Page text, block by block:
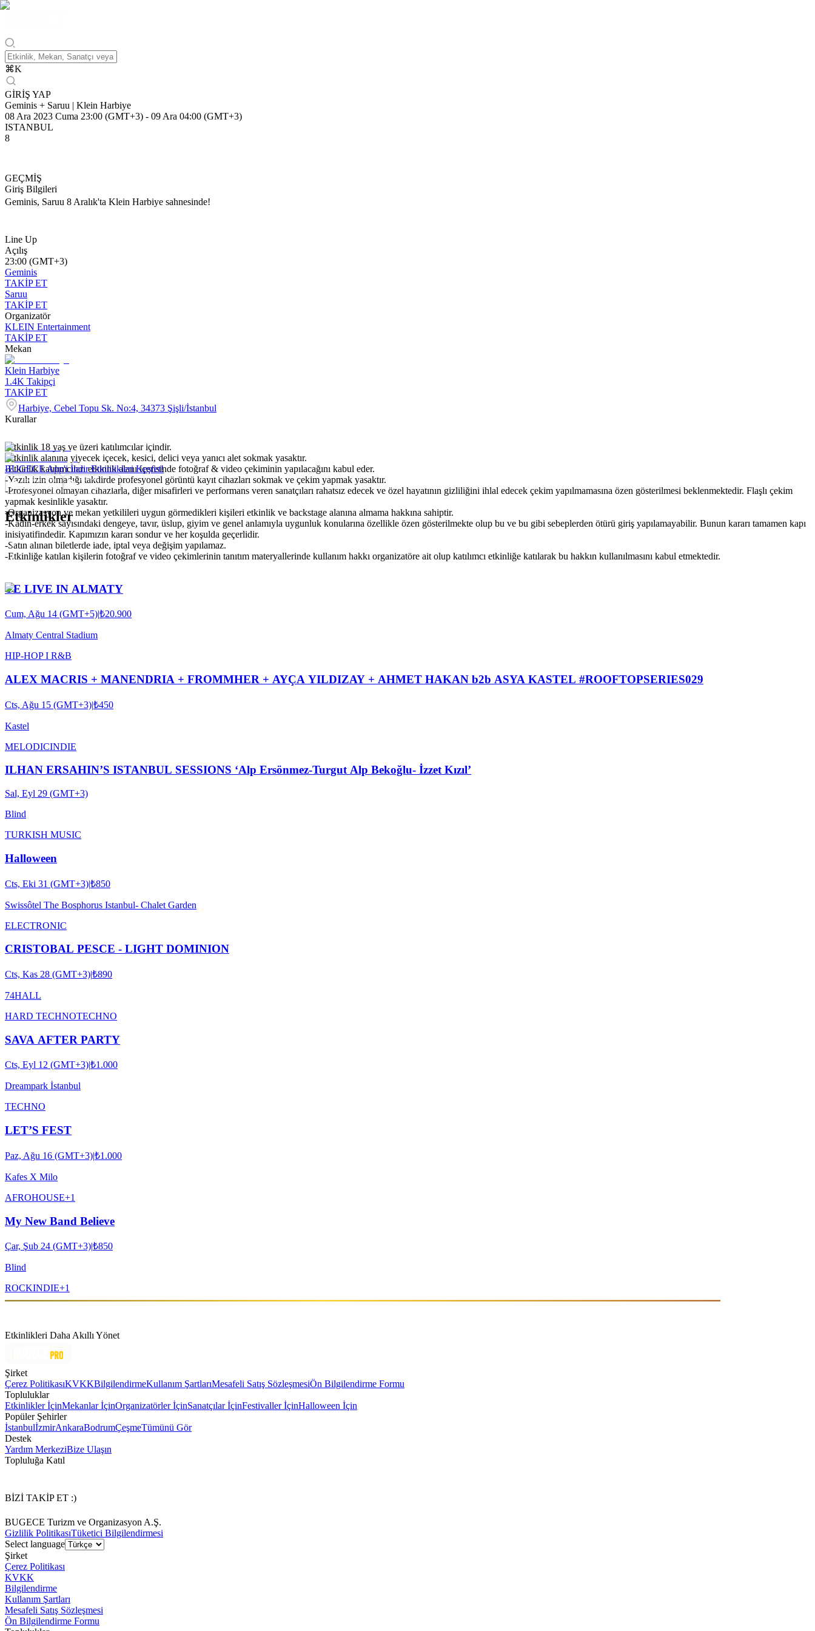
⌘K
GİRİŞ YAP
Geminis + Saruu | Klein Harbiye
08 Ara 2023 Cuma 23:00 (GMT+3) - 09 Ara 04:00 (GMT+3)
ISTANBUL
8
GEÇMİŞ
Giriş Bilgileri
Geminis, Saruu 8 Aralık'ta Klein Harbiye sahnesinde!
Line Up
Açılış
23:00 (GMT+3)
Geminis
TAKİP ET
Saruu
TAKİP ET
Organizatör
KLEIN Entertainment
TAKİP ET
Mekan
Klein Harbiye
1.4K Takipçi
TAKİP ET
Harbiye, Cebel Topu Sk. No:4, 34373 Şişli/İstanbul
Kurallar
-Etkinlik 18 yaş ve üzeri katılımcılar içindir.
-Etkinlik alanına yiyecek içecek, kesici, delici veya yanıcı alet sokmak yasaktır.
-Etkinlik katılımcıları etkinlik alanı içerisinde fotoğraf & video çekiminin yapılacağını kabul eder.
-Yazılı izin olmadığı takdirde profesyonel görüntü kayıt cihazları sokmak ve çekim yapmak yasaktır.
-Profesyonel olmayan cihazlarla, diğer misafirleri ve performans veren sanatçıları rahatsız edecek ve özel hayatının gizliliğini ihlal edecek çekim yapılmamasına özen gösterilmesi beklenmektedir. Flaşlı çekim
yapmak kesinlikle yasaktır.
-Organizasyon ve mekan yetkilileri uygun görmedikleri kişileri etkinlik ve backstage alanına almama hakkına sahiptir.
-Kadın-erkek sayısındaki dengeye, tavır, üslup, giyim ve genel anlamıyla uygunluk konularına özellikle özen gösterilmekte olup bu ve bu gibi sebeplerden ötürü giriş yapılamayabilir. Bunun kararı tamamen kapı
inisiyatifindedir. Kapımızın kararı sondur ve her koşulda geçerlidir.
-Satın alınan biletlerde iade, iptal veya değişim yapılamaz.
-Etkinliğe katılan kişilerin fotoğraf ve video çekimlerinin tanıtım materyallerinde kullanım hakkı organizatöre ait olup katılımcı etkinliğe katılarak bu hakkın kullanılmasını kabul etmektedir.
BUGECE App'i İndir Etkinlikleri Keşfet!
Etkinlikler
YE LIVE IN ALMATY
Cum, Ağu 14 (GMT+5)|₺20.900
Almaty Central Stadium
HIP-HOP I R&B
ALEX MACRIS + MANENDRIA + FROMMHER + AYÇA YILDIZAY + AHMET HAKAN b2b ASYA KASTEL #ROOFTOPSERIES029
Cts, Ağu 15 (GMT+3)|₺450
Kastel
MELODICINDIE
ILHAN ERSAHIN’S ISTANBUL SESSIONS ‘Alp Ersönmez-Turgut Alp Bekoğlu- İzzet Kızıl’
Sal, Eyl 29 (GMT+3)
Blind
TURKISH MUSIC
Halloween
Cts, Eki 31 (GMT+3)|₺850
Swissôtel The Bosphorus Istanbul- Chalet Garden
ELECTRONIC
CRISTOBAL PESCE - LIGHT DOMINION
Cts, Kas 28 (GMT+3)|₺890
74HALL
HARD TECHNOTECHNO
SAVA AFTER PARTY
Cts, Eyl 12 (GMT+3)|₺1.000
Dreampark İstanbul
TECHNO
LET’S FEST
Paz, Ağu 16 (GMT+3)|₺1.000
Kafes X Milo
AFROHOUSE+1
My New Band Believe
Çar, Şub 24 (GMT+3)|₺850
Blind
ROCKINDIE+1
Etkinlikleri Daha Akıllı Yönet
Şirket
Çerez PolitikasıKVKKBilgilendirmeKullanım ŞartlarıMesafeli Satış SözleşmesiÖn Bilgilendirme Formu
Topluluklar
Etkinlikler İçinMekanlar İçinOrganizatörler İçinSanatçılar İçinFestivaller İçinHalloween İçin
Popüler Şehirler
İstanbulİzmirAnkaraBodrumÇeşmeTümünü Gör
Destek
Yardım MerkeziBize Ulaşın
Topluluğa Katıl
BİZİ TAKİP ET :)
BUGECE Turizm ve Organizasyon A.Ş.
Gizlilik PolitikasıTüketici Bilgilendirmesi
Select language
Şirket
Çerez Politikası
KVKK
Bilgilendirme
Kullanım Şartları
Mesafeli Satış Sözleşmesi
Ön Bilgilendirme Formu